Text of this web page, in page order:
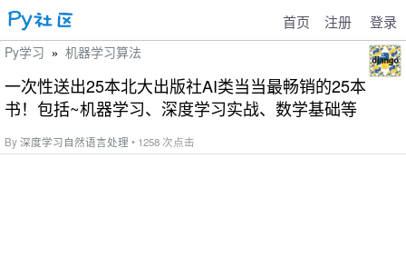
首页 注册 登录
Py学习 » 机器学习算法
一次性送出25本北大出版社AI类当当最畅销的25本
书！包括~机器学习、深度学习实战、数学基础等
By深度学习自然语言处理 • 1258 次点击